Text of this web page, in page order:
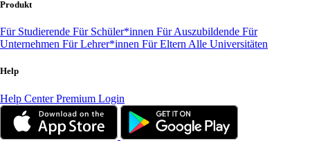
Produkt
Für Studierende Für Schüler*innen Für Auszubildende Für
Unternehmen Für Lehrer*innen Für Eltern Alle Universitäten
Help
Help CenterPremium Login